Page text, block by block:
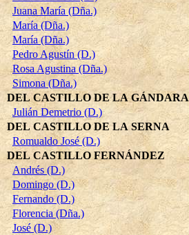
Juana María (Dña.)
María (Dña.)
María (Dña.)
Pedro Agustín (D.)
Rosa Agustina (Dña.)
Simona (Dña.)
DEL CASTILLO DE LA GÁNDARA
Julián Demetrio (D.)
DEL CASTILLO DE LA SERNA
Romualdo José (D.)
DEL CASTILLO FERNÁNDEZ
Andrés (D.)
Domingo (D.)
Fernando (D.)
Florencia (Dña.)
José (D.)